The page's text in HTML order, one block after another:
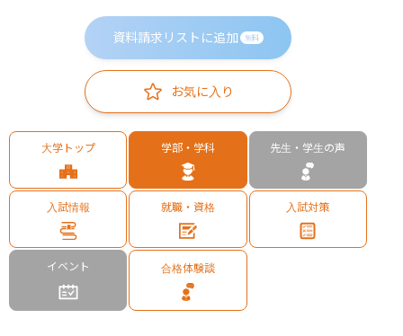
資料請求リストに追加 無料
お気に入り
大学トップ 学部・学科 先生・学生の声
入試情報 就職・資格 入試対策
イベント 合格体験談